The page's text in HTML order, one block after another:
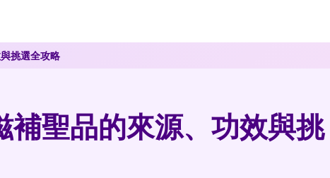
挑選全攻略
補聖品的來源、功效與挑